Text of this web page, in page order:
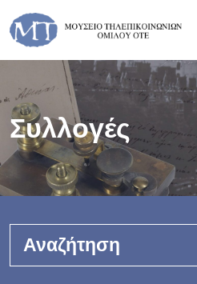
Συλλογές
Αναζήτηση